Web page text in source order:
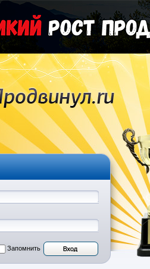
Запомнить